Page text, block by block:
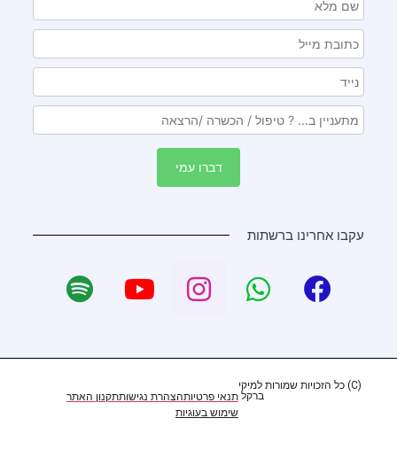
עקבו אחרינו ברשתות
(C) כל הזכויות שמורות למיקי
ברקל ​תנאי פרטיותהצהרת נגישותתקנון האתר
שימוש בעוגיות